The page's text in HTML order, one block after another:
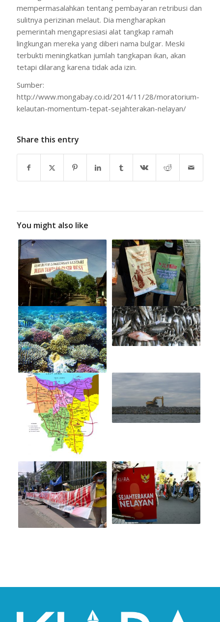
mempermasalahkan tentang pembayaran retribusi dan
sulitnya perizinan melaut. Dia mengharapkan
pemerintah mengapresiasi alat tangkap ramah
lingkungan mereka yang diberi nama bulgar. Meski
terbukti meningkatkan jumlah tangkapan ikan, akan
tetapi dilarang karena tidak ada izin.
Sumber:
http://www.mongabay.co.id/2014/11/28/moratorium-
kelautan-momentum-tepat-sejahterakan-nelayan/
Share this entry
You might also like